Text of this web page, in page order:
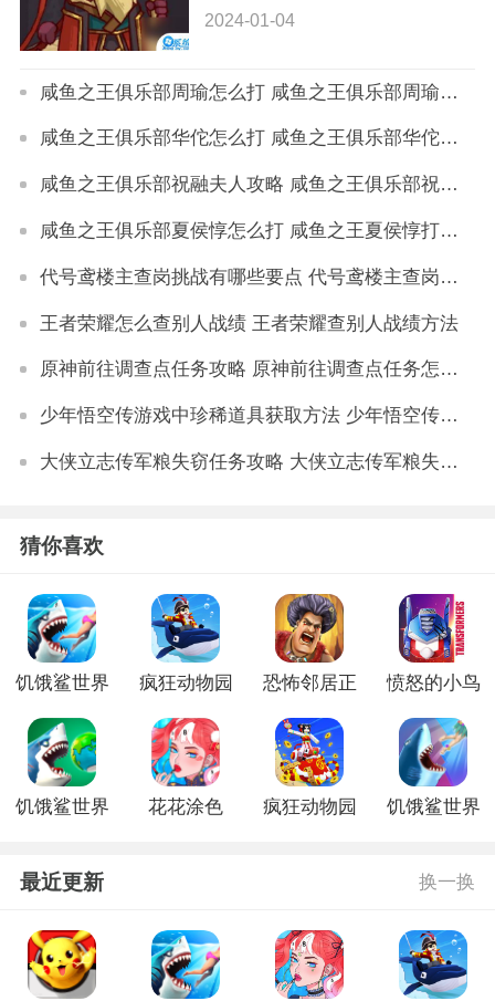
2024-01-04
咸鱼之王俱乐部周瑜怎么打 咸鱼之王俱乐部周瑜打法详解
咸鱼之王俱乐部华佗怎么打 咸鱼之王俱乐部华佗打法详解
咸鱼之王俱乐部祝融夫人攻略 咸鱼之王俱乐部祝融夫人怎么打
咸鱼之王俱乐部夏侯惇怎么打 咸鱼之王夏侯惇打法解析
代号鸢楼主查岗挑战有哪些要点 代号鸢楼主查岗玩法详解
王者荣耀怎么查别人战绩 王者荣耀查别人战绩方法
原神前往调查点任务攻略 原神前往调查点任务怎么完成
少年悟空传游戏中珍稀道具获取方法 少年悟空传游戏珍稀道具如何获取
大侠立志传军粮失窃任务攻略 大侠立志传军粮失窃任务如何做
猜你喜欢
饥饿鲨世界
疯狂动物园
恐怖邻居正
愤怒的小鸟
内购版
饥饿鲨世界
花花涂色
疯狂动物园
饥饿鲨世界
最近更新 换一换